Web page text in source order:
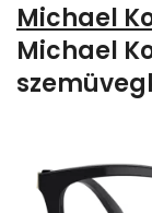
Michael
Michael